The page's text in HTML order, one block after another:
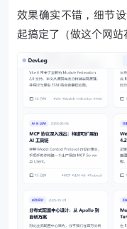
效果确实不错，细节
起搞定了（做这个网站